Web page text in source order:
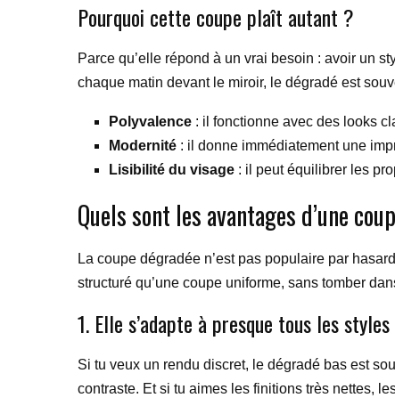
Pourquoi cette coupe plaît autant ?
Parce qu’elle répond à un vrai besoin : avoir un
chaque matin devant le miroir, le dégradé est
Polyvalence : il fonctionne avec des looks
Modernité : il donne immédiatement une
Lisibilité du visage : il peut équilibrer les
Quels sont les avantages d’une
La coupe dégradée n’est pas populaire par
structuré qu’une coupe uniforme, sans tomber
1. Elle s’adapte à presque tous les styles
Si tu veux un rendu discret, le dégradé bas est
contraste. Et si tu aimes les finitions très nettes,